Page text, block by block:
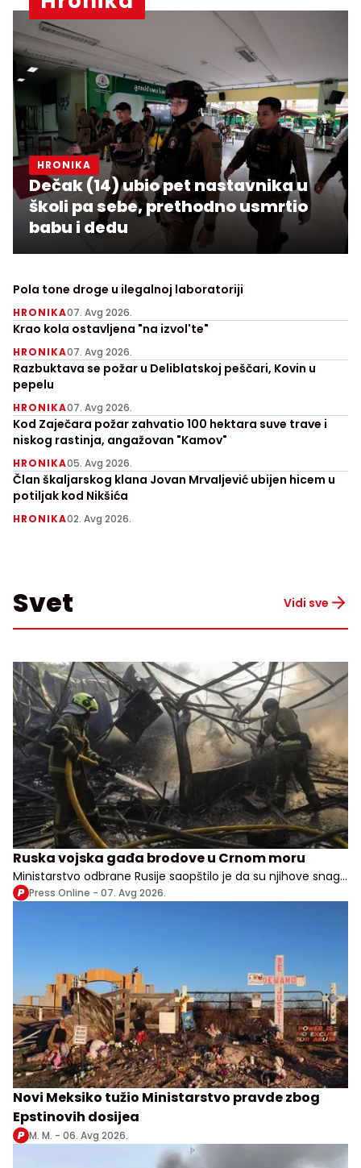
HRONIKA
Dečak (14) ubio pet nastavnika u
školi pa sebe, prethodno usmrtio
babu i dedu
Pola tone droge u ilegalnoj laboratoriji
HRONIKA07. Avg 2026.
Krao kola ostavljena "na izvol'te"
HRONIKA07. Avg 2026.
Razbuktava se požar u Deliblatskoj peščari, Kovin u
pepelu
HRONIKA07. Avg 2026.
Kod Zaječara požar zahvatio 100 hektara suve trave i
niskog rastinja, angažovan "Kamov"
HRONIKA05. Avg 2026.
Član škaljarskog klana Jovan Mrvaljević ubijen hicem u
potiljak kod Nikšića
HRONIKA02. Avg 2026.
Svet Vidi sve
Ruska vojska gađa brodove u Crnom moru
Ministarstvo odbrane Rusije saopštilo je da su njihove snage
izvele udare na vojne, transportne i logističke objekte u više
Press Online - 07. Avg 2026.
Novi Meksiko tužio Ministarstvo pravde zbog
Epstinovih dosijea
M. M. - 06. Avg 2026.